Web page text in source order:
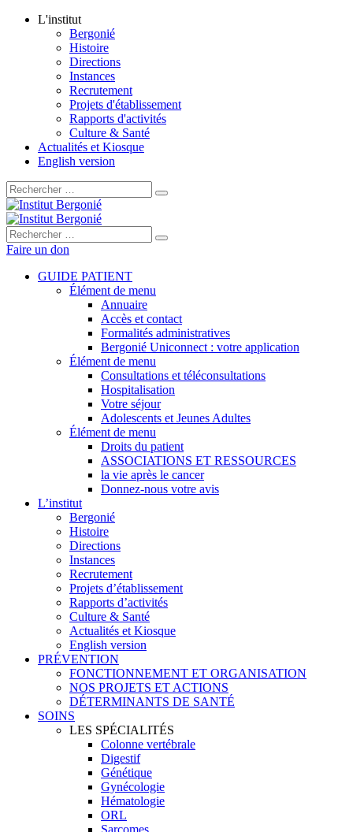
L'institut
Bergonié
Histoire
Directions
Instances
Recrutement
Projets d'établissement
Rapports d'activités
Culture & Santé
Actualités et Kiosque
English version
Rechercher :
Rechercher :
Faire un don
GUIDE PATIENT
Élément de menu
Annuaire
Accès et contact
Formalités administratives
Bergonié Uniconnect : votre application
Élément de menu
Consultations et téléconsultations
Hospitalisation
Votre séjour
Adolescents et Jeunes Adultes
Élément de menu
Droits du patient
ASSOCIATIONS ET RESSOURCES
la vie après le cancer
Donnez-nous votre avis
L’institut
Bergonié
Histoire
Directions
Instances
Recrutement
Projets d’établissement
Rapports d’activités
Culture & Santé
Actualités et Kiosque
English version
PRÉVENTION
FONCTIONNEMENT ET ORGANISATION
NOS PROJETS ET ACTIONS
DÉTERMINANTS DE SANTÉ
SOINS
LES SPÉCIALITÉS
Colonne vertébrale
Digestif
Génétique
Gynécologie
Hématologie
ORL
Sarcomes